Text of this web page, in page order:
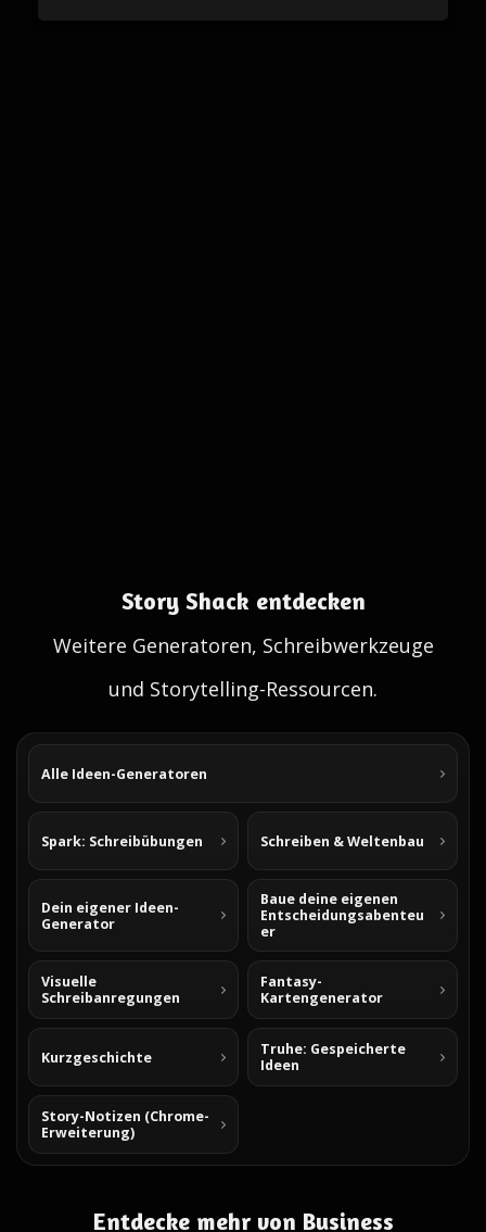
Story Shack entdecken
Weitere Generatoren, Schreibwerkzeuge
und Storytelling-Ressourcen.
Alle Ideen-Generatoren
Spark: Schreibübungen Schreiben & Weltenbau
Dein eigener Ideen-
Generator
Baue deine eigenen
Entscheidungsabenteu
er
Visuelle
Schreibanregungen
Fantasy-
Kartengenerator
Kurzgeschichte
Truhe: Gespeicherte
Ideen
Story-Notizen (Chrome-
Erweiterung)
Entdecke mehr von Business